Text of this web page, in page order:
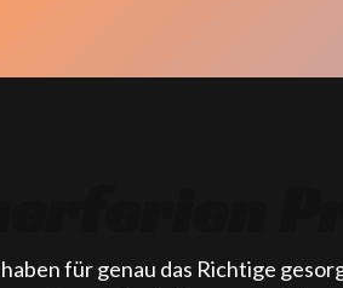
für genau das Richtige